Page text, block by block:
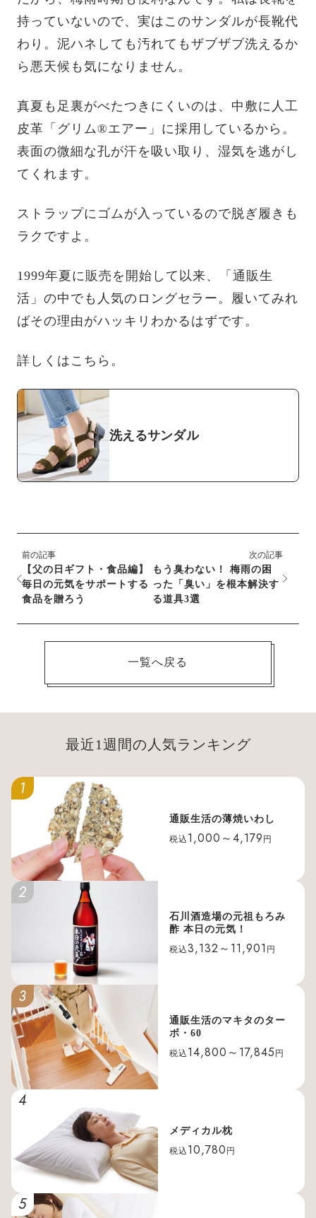
持っていないので、実はこのサンダルが長靴代
わり。泥ハネしても汚れてもザブザブ洗えるか
ら悪天候も気になりません。
真夏も足裏がべたつきにくいのは、中敷に人工
皮革「グリム®エアー」に採用しているから。
表面の微細な孔が汗を吸い取り、湿気を逃がし
てくれます。
ストラップにゴムが入っているので脱ぎ履きも
ラクですよ。
1999年夏に販売を開始して以来、「通販生
活」の中でも人気のロングセラー。履いてみれ
ばその理由がハッキリわかるはずです。
詳しくはこちら。
洗えるサンダル
前の記事
【父の日ギフト・食品編】
毎日の元気をサポートする
食品を贈ろう
次の記事
もう臭わない！ 梅雨の困
った「臭い」を根本解決す
る道具3選
一覧へ戻る
最近1週間の人気ランキング
1
通販生活の薄焼いわし
税込 1,000～4,179 円
2
石川酒造場の元祖もろみ
酢 本日の元気！
税込3,132～11,901 円
3
通販生活のマキタのター
ボ・60
税込 14,800～17,845 円
4
メディカル枕
税込 10,780 円
5